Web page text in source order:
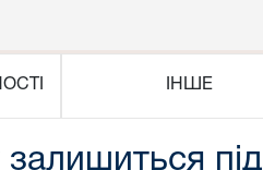
ІНШЕ
під